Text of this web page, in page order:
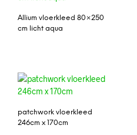
Allium vloerkleed 80×250
cm licht aqua
patchwork vloerkleed
246cm x 170cm